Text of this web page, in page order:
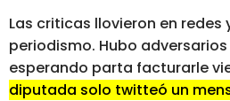
Las criticas llovieron en redes
periodismo. Hubo
esperando parta facturarle
diputada solo twitteó un